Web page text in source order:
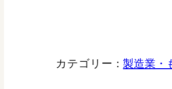
カテゴリー：製造業・